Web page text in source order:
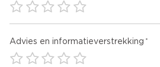
Advies en informatieverstrekking